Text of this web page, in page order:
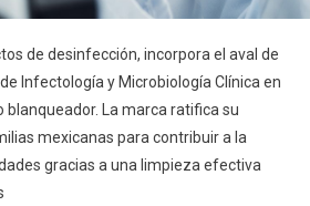
de desinfección, incorpora el aval de
Infectología y Microbiología Clínica en
blanqueador. La marca ratifica su
mexicanas para contribuir a la
gracias a una limpieza efectiva